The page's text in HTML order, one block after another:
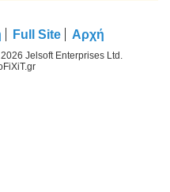
Full Site Αρχή
Jelsoft Enterprises Ltd.